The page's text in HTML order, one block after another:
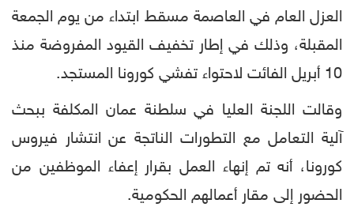
العزل العام في العاصمة مسقط ابتداء من يوم الجمعة
المقبلة، وذلك في إطار تخفيف القيود المفروضة منذ
10 أبريل الفائت لاحتواء تفشي كورونا المستجد.
وقالت اللجنة العليا في سلطنة عمان المكلفة ببحث
آلية التعامل مع التطورات الناتجة عن انتشار فيروس
كورونا، أنه تم إنهاء العمل بقرار إعفاء الموظفين من
الحضور إلى مقار أعمالهم الحكومية.